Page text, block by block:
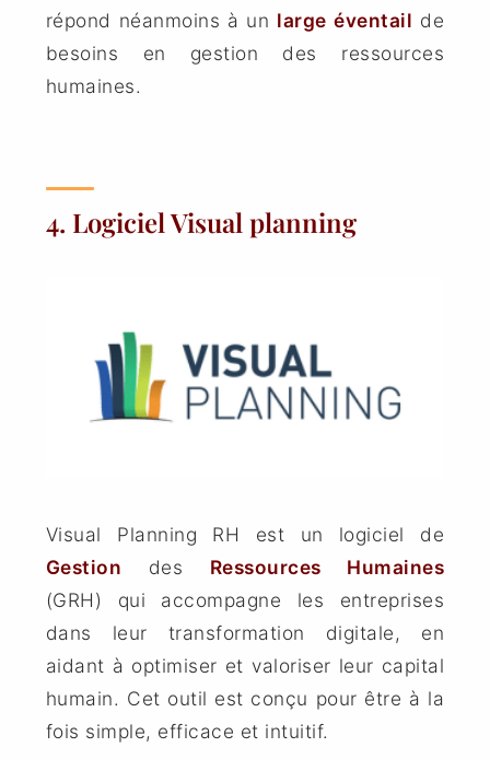
répond néanmoins à un large éventail de
besoins en gestion des ressources
humaines.
4. Logiciel Visual planning
Visual Planning RH est un logiciel de
Gestion des Ressources Humaines
(GRH) qui accompagne les entreprises
dans leur transformation digitale, en
aidant à optimiser et valoriser leur capital
humain. Cet outil est conçu pour être à la
fois simple, efficace et intuitif.